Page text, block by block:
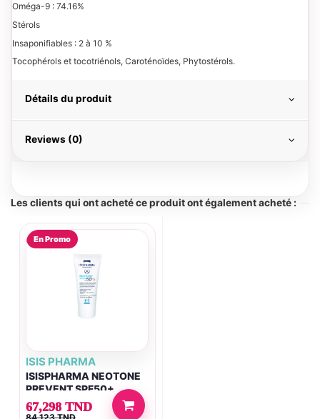
Oméga-9 : 74.16%
Stérols
Insaponifiables : 2 à 10 %
Tocophérols et tocotriénols, Caroténoïdes, Phytostérols.
Détails du produit
Reviews (0)
Les clients qui ont acheté ce produit ont également acheté :
En Promo
ISIS PHARMA
ISISPHARMA NEOTONE
PREVENT SPF50+
67,298 TND